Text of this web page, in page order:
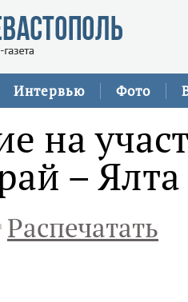
Интервью Фото
на
–
Распечатать